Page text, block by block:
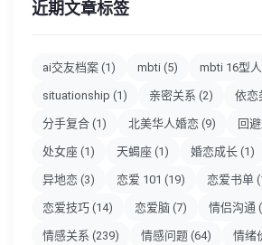
近期文章标签
ai交友档案 (1) mbti (5) mbti 16型
situationship (1) 亲密关系 (2) 依恋
分手复合 (1) 北美华人婚恋 (9) 回
处女座 (1) 天蝎座 (1) 婚恋成长 (1)
异地恋 (3) 恋爱 101 (19) 恋爱书单
恋爱技巧 (14) 恋爱脑 (7) 情侣沟通
情感关系 (239) 情感问题 (64) 情绪